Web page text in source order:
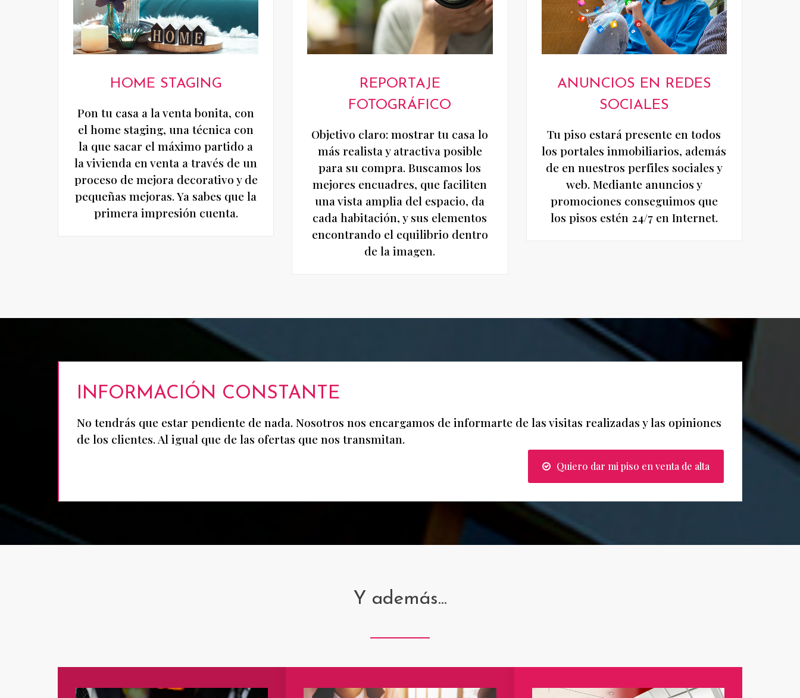
HOME STAGING
Pon tu casa a la venta bonita, con
el home staging, una técnica con
la que sacar el máximo partido a
la vivienda en venta a través de un
proceso de mejora decorativo y de
pequeñas mejoras. Ya sabes que la
primera impresión cuenta.
REPORTAJE
FOTOGRÁFICO
Objetivo claro: mostrar tu casa lo
más realista y atractiva posible
para su compra. Buscamos los
mejores encuadres, que faciliten
una vista amplia del espacio, da
cada habitación, y sus elementos
encontrando el equilibrio dentro
de la imagen.
ANUNCIOS EN REDES
SOCIALES
Tu piso estará presente en todos
los portales inmobiliarios, además
de en nuestros perfiles sociales y
web. Mediante anuncios y
promociones conseguimos que
los pisos estén 24/7 en Internet.
INFORMACIÓN CONSTANTE
No tendrás que estar pendiente de nada. Nosotros nos encargamos de informarte de las visitas realizadas y las opiniones
de los clientes. Al igual que de las ofertas que nos transmitan.
Quiero dar mi piso en venta de alta
Y además...